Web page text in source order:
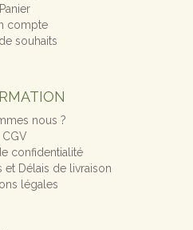
Panier
compte
souhaits
nous ?
CGV
confidentialité
et Délais de livraison
légales